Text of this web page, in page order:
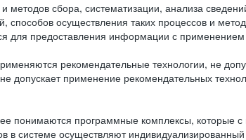
сбора, систематизации, анализа
осуществления таких процессов и
для предоставления информации с
рекомендательные технологии, не
допускает применение рекомендательных
понимаются программные комплексы, которые
в системе осуществляют